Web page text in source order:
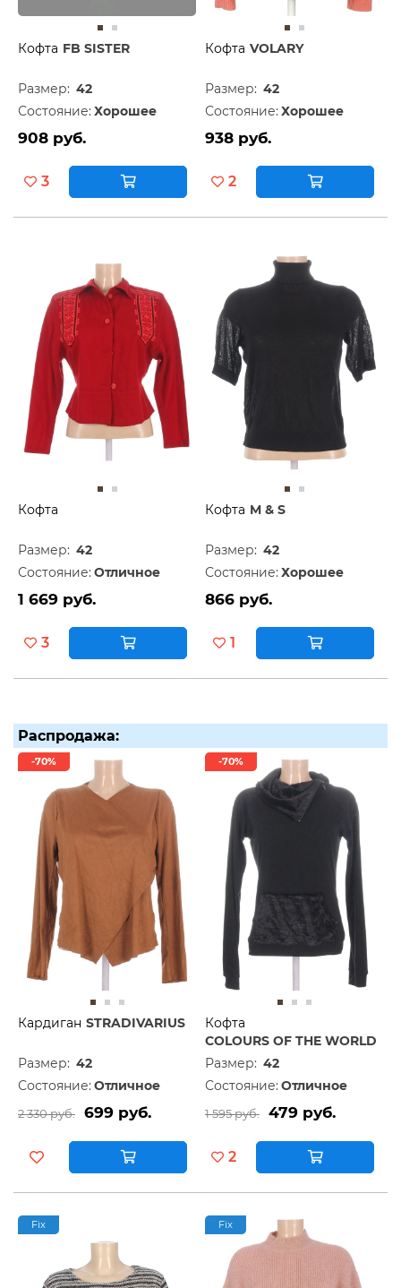
Кофта FB SISTER
Размер: 42
Состояние: Хорошее
908 руб.
3
Кофта VOLARY
Размер: 42
Состояние: Хорошее
938 руб.
2
Кофта
Размер: 42
Состояние: Отличное
1 669 руб.
3
Кофта M & S
Размер: 42
Состояние: Хорошее
866 руб.
1
Распродажа:
-70%
Кардиган STRADIVARIUS
Размер: 42
Состояние: Отличное
2 330 руб. 699 руб.
-70%
Кофта
COLOURS OF THE WORLD
Размер: 42
Состояние: Отличное
1 595 руб. 479 руб.
2
Fix Fix